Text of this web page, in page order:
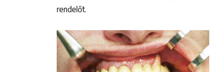
+36 1 222 7250
1148 Budapest, Örs vezér tere 2.
rendelőt.